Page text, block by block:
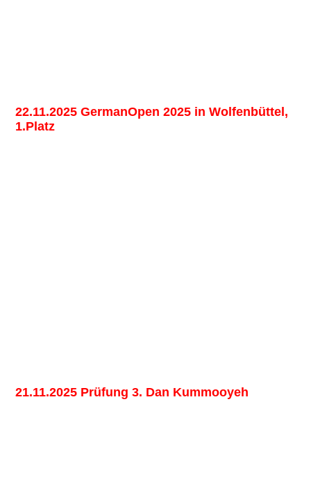
22.11.2025 GermanOpen 2025 in Wolfenbüttel,
1.Platz
21.11.2025 Prüfung 3. Dan Kummooyeh